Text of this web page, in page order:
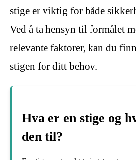
stige er viktig for både
Ved å ta hensyn til formålet
relevante faktorer, kan du
stigen for ditt behov.
Hva er en stige og
den til?